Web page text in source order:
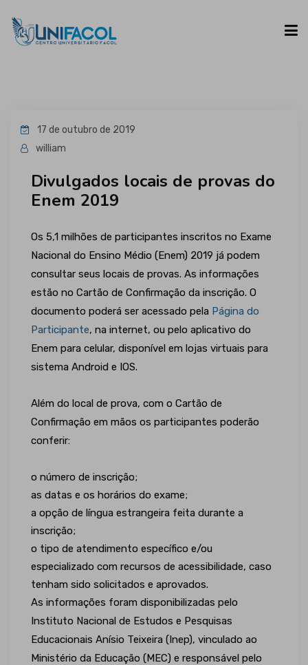
CURSOS
ESPAÇO DO ALUNO
CONTATO
17 de outubro de 2019
william
Divulgados locais de provas do
Enem 2019
Os 5,1 milhões de participantes inscritos no Exame
Nacional do Ensino Médio (Enem) 2019 já podem
consultar seus locais de provas. As informações
estão no Cartão de Confirmação da inscrição. O
documento poderá ser acessado pela Página do
Participante, na internet, ou pelo aplicativo do
Enem para celular, disponível em lojas virtuais para
sistema Android e IOS.
Além do local de prova, com o Cartão de
Confirmação em mãos os participantes poderão
conferir:
o número de inscrição;
as datas e os horários do exame;
a opção de língua estrangeira feita durante a
inscrição;
o tipo de atendimento específico e/ou
especializado com recursos de acessibilidade, caso
tenham sido solicitados e aprovados.
As informações foram disponibilizadas pelo
Instituto Nacional de Estudos e Pesquisas
Educacionais Anísio Teixeira (Inep), vinculado ao
Ministério da Educação (MEC) e responsável pelo